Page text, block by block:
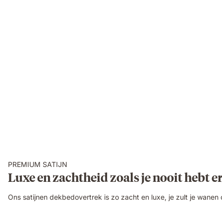
PREMIUM SATIJN
Luxe en zachtheid zoals je nooit hebt
Ons satijnen dekbedovertrek is zo zacht en luxe, je zult je